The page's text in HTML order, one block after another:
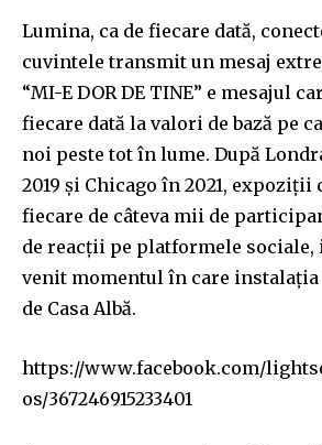
Lumina, ca de fiecare dată,
cuvintele transmit un mesaj
“MI-E DOR DE TINE” e mesajul
fiecare dată la valori de bază pe
noi peste tot în lume. După
2019 și Chicago în 2021, expoziții
fiecare de câteva mii de
de reacții pe platformele sociale,
venit momentul în care instalația
de Casa Albă.
https://www.facebook.com/
os/367246915233401